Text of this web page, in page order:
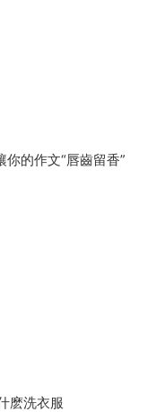
你的作文“唇齒留香”
麽洗衣服